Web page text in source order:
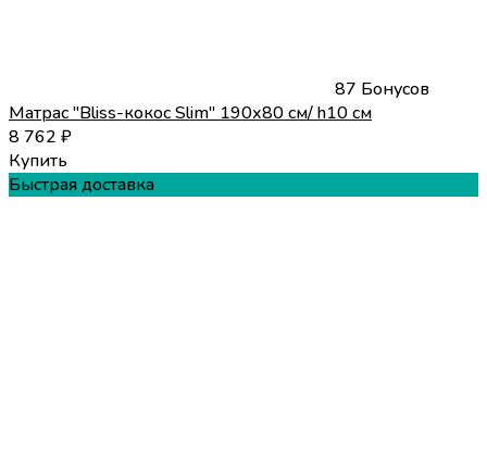
87 Бонусов
Матрас "Bliss-кокос Slim" 190х80 см/ h10 см
8 762 ₽
Купить
Быстрая доставка